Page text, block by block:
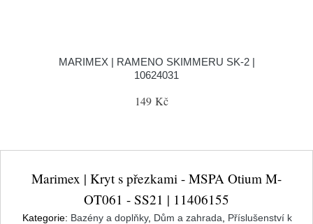
MARIMEX | RAMENO SKIMMERU SK-2 |
10624031
149 Kč
Marimex | Kryt s přezkami - MSPA Otium M-
OT061 - SS21 | 11406155
Kategorie: Bazény a doplňky, Dům a zahrada
Příslušenství k